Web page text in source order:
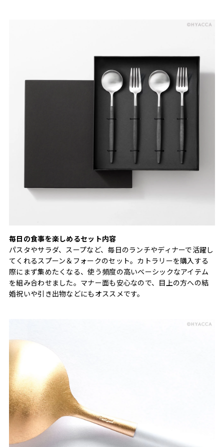
毎日の食事を楽しめるセット内容
パスタやサラダ、スープなど、毎日のランチやディナーで活躍し
てくれるスプーン＆フォークのセット。カトラリーを購入する
際にまず集めたくなる、使う頻度の高いベーシックなアイテム
を組み合わせました。マナー面も安心なので、目上の方への結
婚祝いや引き出物などにもオススメです。